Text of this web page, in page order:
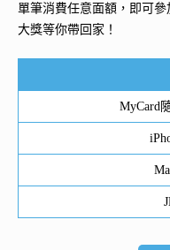
單筆消費任意面額，即可
大獎等你帶回家！
MyCard